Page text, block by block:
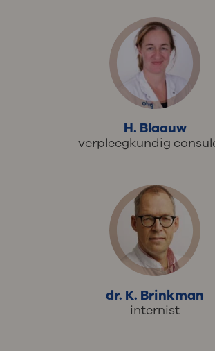
H. Blaauw
verpleegkundig
dr. K. Brinkman
internist